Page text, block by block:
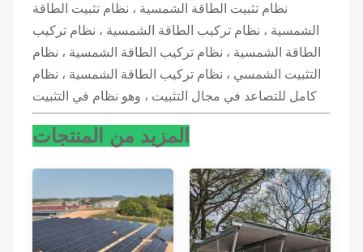
نظام تثبيت الطاقة الشمسية ، نظام تثبيت الطاقة
الشمسية ، نظام تركيب الطاقة الشمسية ، نظام تركيب
الطاقة الشمسية ، نظام تركيب الطاقة الشمسية ، نظام
التثبيت الشمسي ، نظام تركيب الطاقة الشمسية ، نظام
كامل للتصاعد في مجال التثبيت ، وهو نظام في التثبيت
المزيد من المنتجات